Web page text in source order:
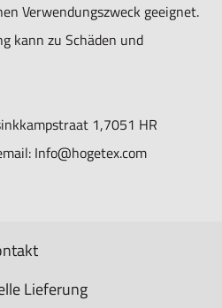
Verwendungszweck geeignet.
kann zu Schäden und
1,7051 HR
Info@hogetex.com
Lieferung